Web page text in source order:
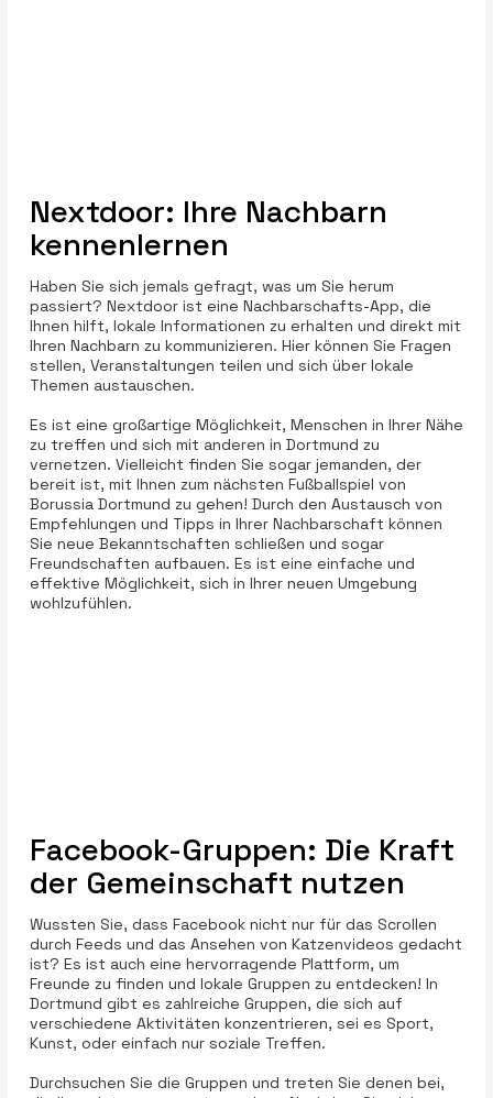
Nextdoor: Ihre Nachbarn
kennenlernen
Haben Sie sich jemals gefragt, was um Sie herum
passiert? Nextdoor ist eine Nachbarschafts-App, die
Ihnen hilft, lokale Informationen zu erhalten und direkt mit
Ihren Nachbarn zu kommunizieren. Hier können Sie Fragen
stellen, Veranstaltungen teilen und sich über lokale
Themen austauschen.
Es ist eine großartige Möglichkeit, Menschen in Ihrer Nähe
zu treffen und sich mit anderen in Dortmund zu
vernetzen. Vielleicht finden Sie sogar jemanden, der
bereit ist, mit Ihnen zum nächsten Fußballspiel von
Borussia Dortmund zu gehen! Durch den Austausch von
Empfehlungen und Tipps in Ihrer Nachbarschaft können
Sie neue Bekanntschaften schließen und sogar
Freundschaften aufbauen. Es ist eine einfache und
effektive Möglichkeit, sich in Ihrer neuen Umgebung
wohlzufühlen.
Facebook-Gruppen: Die Kraft
der Gemeinschaft nutzen
Wussten Sie, dass Facebook nicht nur für das Scrollen
durch Feeds und das Ansehen von Katzenvideos gedacht
ist? Es ist auch eine hervorragende Plattform, um
Freunde zu finden und lokale Gruppen zu entdecken! In
Dortmund gibt es zahlreiche Gruppen, die sich auf
verschiedene Aktivitäten konzentrieren, sei es Sport,
Kunst, oder einfach nur soziale Treffen.
Durchsuchen Sie die Gruppen und treten Sie denen bei,